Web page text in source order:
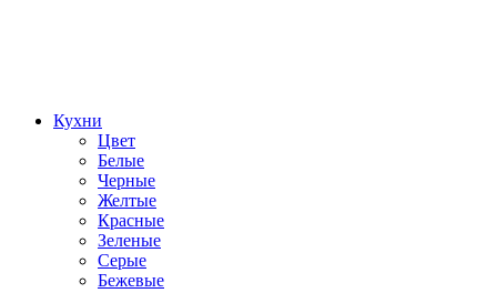
Кухни
Цвет
Белые
Черные
Желтые
Красные
Зеленые
Серые
Бежевые